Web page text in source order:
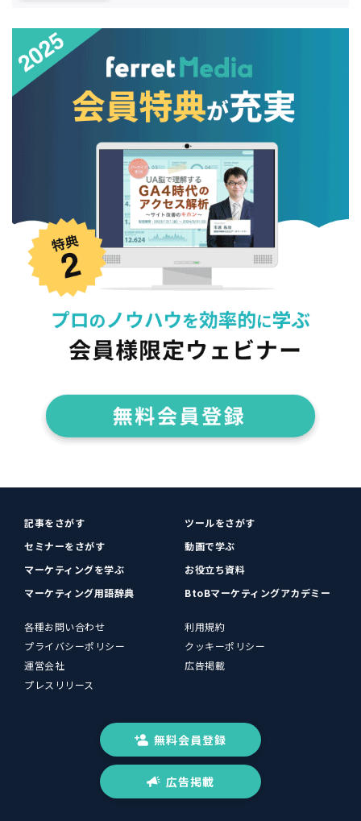
記事をさがす
ツールをさがす
セミナーをさがす
動画で学ぶ
マーケティングを学ぶ
お役立ち資料
マーケティング用語辞典
BtoBマーケティングアカデミー
各種お問い合わせ
利用規約
プライバシーポリシー
クッキーポリシー
運営会社
広告掲載
プレスリリース
無料会員登録
広告掲載